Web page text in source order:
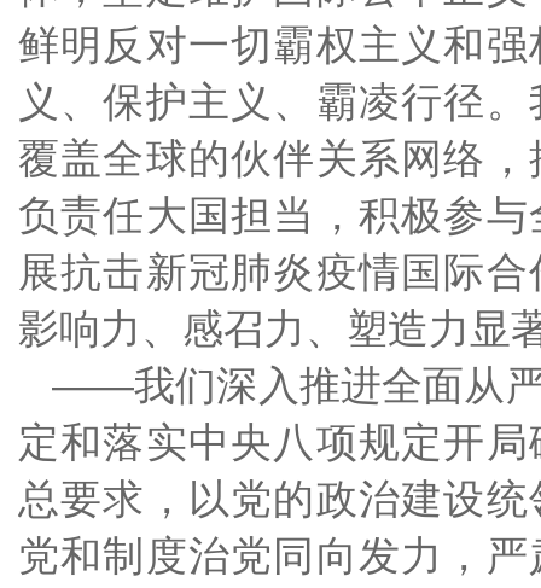
鲜明反对一切霸权主义和
义、保护主义、霸凌行径
覆盖全球的伙伴关系网络
负责任大国担当，积极参
展抗击新冠肺炎疫情国际
影响力、感召力、塑造力显
——我们深入推进全面从
定和落实中央八项规定开
总要求，以党的政治建设
党和制度治党同向发力，